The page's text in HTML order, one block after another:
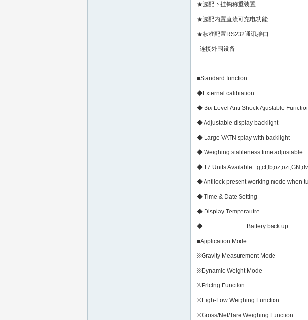
★选配下挂钩称重装置
★选配内置直流可充电功能
★标准配置RS232通讯接口
连接外围设备
■Standard function
◆External calibration
◆ Six Level Anti-Shock Ajustable
◆ Adjustable display backlight
◆ Large VATN splay with backlight
◆ Weighing stableness time adjustable
◆ 17 Units Available :
◆ Antilock present working mode when
◆ Time & Date Setting
◆ Display Temperautre
◆ Battery back up
■Application Mode
※Gravity Measurement Mode
※Dynamic Weight Mode
※Pricing Function
※High-Low Weighing Function
※Gross/Net/Tare Weighing Function